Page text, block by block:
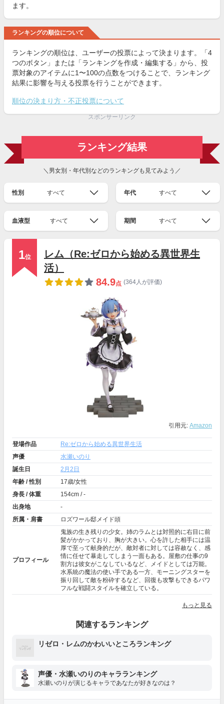
ます。
ランキングの順位について
ランキングの順位は、ユーザーの投票によって決まります。「4
つのボタン」または「ランキングを作成・編集する」から、投
票対象のアイテムに1〜100の点数をつけることで、ランキング
結果に影響を与える投票を行うことができます。
順位の決まり方・不正投票について
スポンサーリンク
ランキング結果
＼男女別・年代別などのランキングも見てみよう／
性別 すべて 年代 すべて
血液型 すべて 期間 すべて
1位
レム（Re:ゼロから始める異世界生
活）
84.9点 (364人が評価)
引用元: Amazon
登場作品
Re:ゼロから始める異世界生活
声優
水瀬いのり
誕生日
2月2日
年齢 / 性別
17歳/女性
身長 / 体重
154cm / -
出身地
-
所属・肩書
ロズワール邸メイド頭
プロフィール
鬼族の生き残りの少女。姉のラムとは対照的に右目に前
髪がかかっており、胸が大きい。心を許した相手には温
厚で至って献身的だが、敵対者に対しては容赦なく、感
情に任せて暴走してしまう一面もある。屋敷の仕事の9
割方は彼女がこなしているなど、メイドとしては万能。
水系統の魔法の使い手である一方、モーニングスターを
振り回して敵を粉砕するなど、回復も攻撃もできるパワ
フルな戦闘スタイルを確立している。
もっと見る
関連するランキング
リゼロ・レムのかわいいところランキング
声優・水瀬いのりのキャラランキング
水瀬いのりが演じるキャラであなたが好きなのは？